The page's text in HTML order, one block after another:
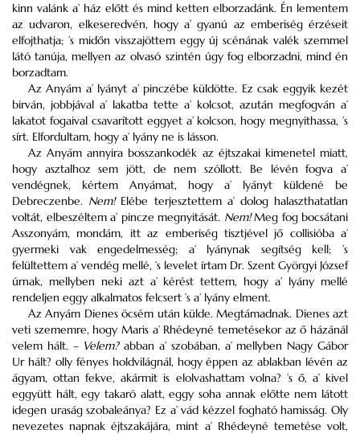
kinn valánk a’ ház előtt és mind ketten elborzadánk. Én lementem
az udvaron, elkeseredvén, hogy a’ gyanú az emberiség érzéseit
elfojthatja; ’s midőn visszajöttem eggy új scénának valék szemmel
látó tanúja, mellyen az olvasó szintén úgy fog elborzadni, mind én
borzadtam.
Az Anyám a’ lyányt a’ pinczébe küldötte. Ez csak eggyik kezét
birván, jobbjával a’ lakatba tette a’ kolcsot, azután megfogván a’
lakatot fogaival csavarított eggyet a’ kolcson, hogy megnyithassa, ’s
sírt. Elfordultam, hogy a’ lyány ne is lásson.
Az Anyám annyira bosszankodék az éjtszakai kimenetel miatt,
hogy asztalhoz sem jött, de nem szóllott. Be lévén fogva a’
vendégnek, kértem Anyámat, hogy a’ lyányt küldené be
Debreczenbe. Nem!Elébe terjesztettem a’ dolog halaszthatatlan
voltát, elbeszéltem a’ pincze megnyitását. Nem!Meg fog bocsátani
Asszonyám, mondám, itt az emberiség tisztjével jő collisióba a’
gyermeki vak engedelmesség; a’ lyánynak segítség kell; ’s
felültettem a’ vendég mellé, ’s levelet írtam Dr. Szent Györgyi József
úrnak, mellyben neki azt a’ kérést tettem, hogy a’ lyány mellé
rendeljen eggy alkalmatos felcsert ’s a’ lyány elment.
Az Anyám Dienes öcsém után külde. Megtámadnak. Dienes azt
veti szememre, hogy Maris a’ Rhédeyné temetésekor az ő házánál
velem hált. – Velem?abban a’ szobában, a’ mellyben Nagy Gábor
Ur hált? olly fényes holdvilágnál, hogy éppen az ablakban lévén az
ágyam, ottan fekve, akármit is elolvashattam volna? ’s ő, a’ kivel
eggyütt hált, egy takaró alatt, eggy soha annak előtte nem látott
idegen uraság szobaleánya? Ez a’ vád kézzel fogható hamisság. Oly
nevezetes napnak éjtszakájára, mint a’ Rhédeyné temetése volt,